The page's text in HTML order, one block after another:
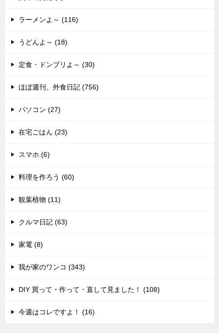
ラーメンよ～ (116)
うどんよ～ (18)
定食・ドンブリよ～ (30)
ほぼ週刊、外食日記 (756)
パソコン (27)
在宅ごはん (23)
スマホ (6)
料理を作ろう (60)
観葉植物 (11)
クルマ日記 (63)
家電 (8)
我が家のワンコ (343)
DIY 買って・作って・直して見ました！ (108)
今週はコレですよ！ (16)